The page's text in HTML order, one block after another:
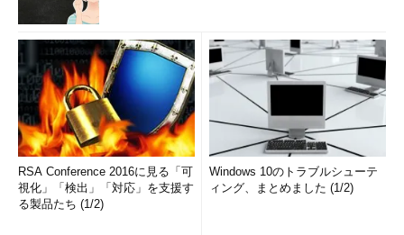
RSA Conference 2016に見る「可
視化」「検出」「対応」を支援す
る製品たち (1/2)
Windows 10のトラブルシューテ
ィング、まとめました (1/2)